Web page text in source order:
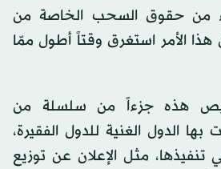
من حقوق السحب الخاصة من
هذا الأمر استغرق وقتاً أطول ممّا
هذه جزءاً من سلسلة من
بها الدول الغنية للدول الفقيرة،
تنفيذها، مثل الإعلان عن توزيع